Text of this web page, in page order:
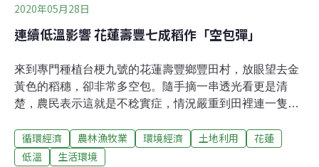
2020年05月28日
連續低溫影響 花蓮壽豐七成稻作「空包彈」
來到專門種植台梗九號的花蓮壽豐鄉豐田村，放眼望去金
黃色的稻穗，卻非常多空包。隨手摘一串透光看更是清
楚，農民表示這就是不稔實症，情況嚴重到田裡連一隻來
那時候氣候不穩定，它在孕穗的時候就已經冷到了，一出
穗就空的。」壽豐鄉公所則是表示，全鄉500多公頃的稻
循環經濟 農林漁牧業 環境經濟 土地利用
花蓮
低溫
生活環境